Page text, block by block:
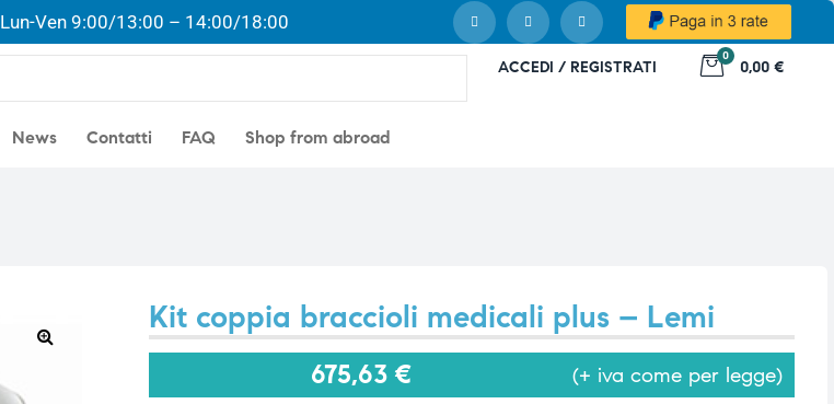
Lun-Ven 9:00/13:00 – 14:00/18:00
ACCEDI / REGISTRATI
0
0,00 €
News Contatti FAQ Shop from abroad
Kit coppia braccioli medicali plus – Lemi
675,63 € (+ iva come per legge)